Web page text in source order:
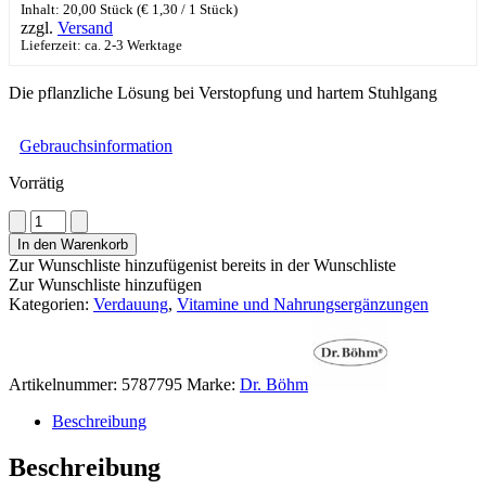
Inhalt: 20,00 Stück (€ 1,30 / 1 Stück)
zzgl. Versand
Lieferzeit: ca. 2-3 Werktage
Die pflanzliche Lösung bei Verstopfung und hartem Stuhlgang
Gebrauchsinformation
Vorrätig
Dr.
Böhm®
Darm
aktiv
Menge
In den Warenkorb
Zur Wunschliste hinzufügenist bereits in der Wunschliste
Zur Wunschliste hinzufügen
Kategorien: Verdauung, Vitamine und Nahrungsergänzungen
Artikelnummer: 5787795 Marke: Dr. Böhm
Beschreibung
Beschreibung